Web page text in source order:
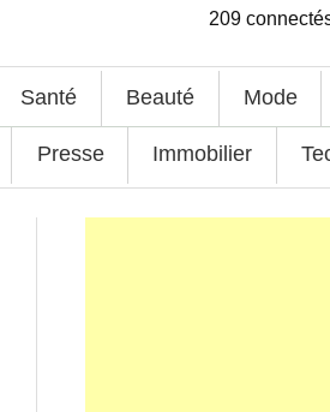
209
Santé Beauté Mode
Presse Immobilier